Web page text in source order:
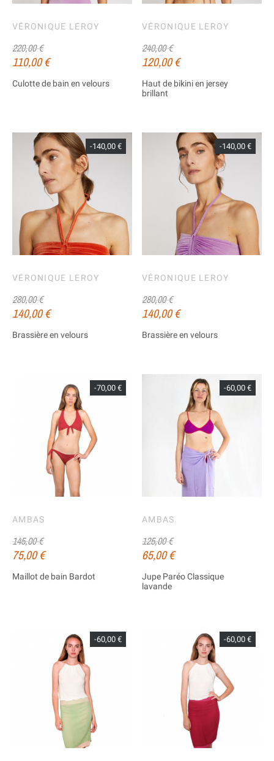
VÉRONIQUE LEROY
220,00 €
110,00 €
Culotte de bain en velours
VÉRONIQUE LEROY
240,00 €
120,00 €
Haut de bikini en jersey
brillant
-140,00 €
VÉRONIQUE LEROY
280,00 €
140,00 €
Brassière en velours
-140,00 €
VÉRONIQUE LEROY
280,00 €
140,00 €
Brassière en velours
-70,00 €
AMBAS
145,00 €
75,00 €
Maillot de bain Bardot
-60,00 €
AMBAS
125,00 €
65,00 €
Jupe Paréo Classique
lavande
-60,00 € -60,00 €